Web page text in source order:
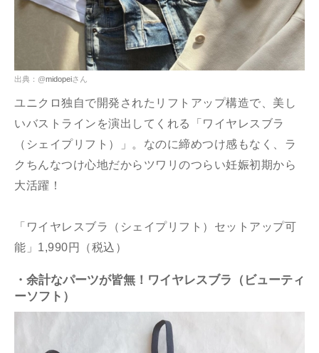
出典：@midopeiさん
ユニクロ独自で開発されたリフトアップ構造で、美し
いバストラインを演出してくれる「ワイヤレスブラ
（シェイプリフト）」。なのに締めつけ感もなく、ラ
クちんなつけ心地だからツワリのつらい妊娠初期から
大活躍！
「ワイヤレスブラ（シェイプリフト）セットアップ可
能」1,990円（税込）
・余計なパーツが皆無！ワイヤレスブラ（ビューティ
ーソフト）